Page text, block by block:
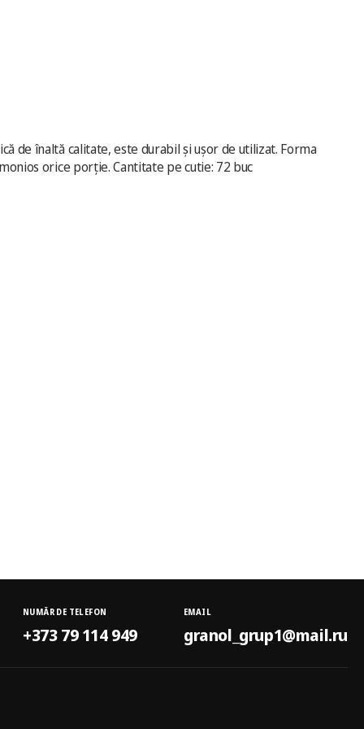
de înaltă calitate, este durabil și ușor de utilizat. Forma
orice porție. Cantitate pe cutie: 72 buc
NUMĂR DE TELEFON
+373 79 114 949
EMAIL
granol_grup1@mail.ru